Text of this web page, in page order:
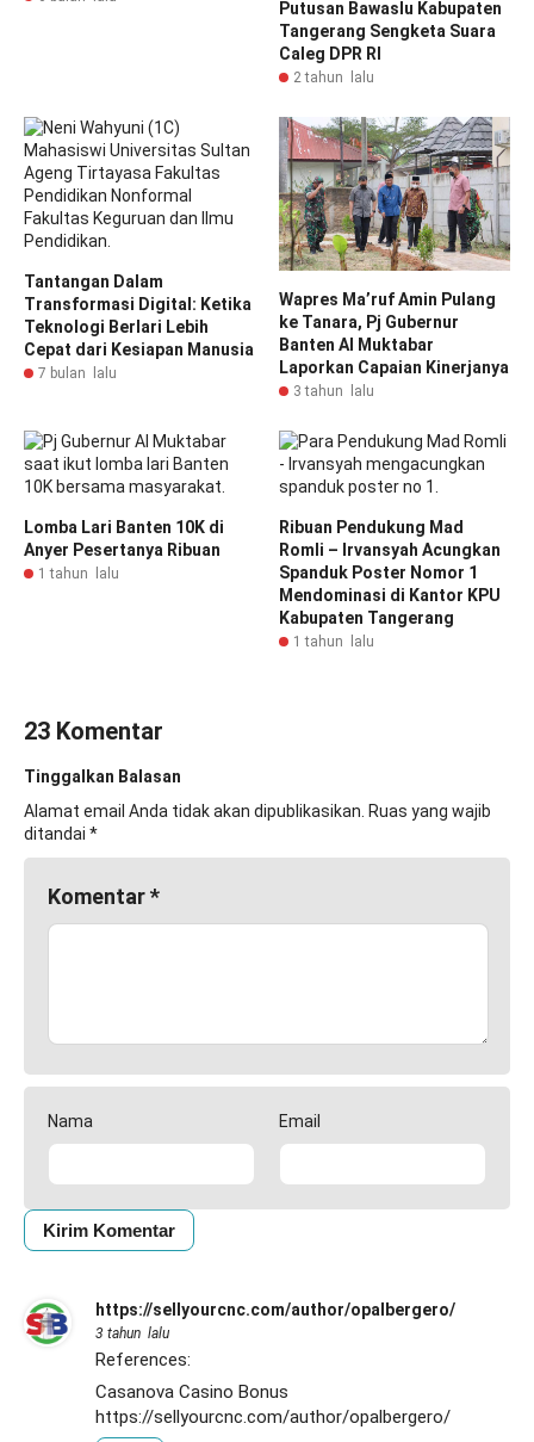
Putusan Bawaslu Kabupaten
Tangerang Sengketa Suara
Caleg DPR RI
2 tahun lalu
Tantangan Dalam
Transformasi Digital: Ketika
Teknologi Berlari Lebih
Cepat dari Kesiapan Manusia
7 bulan lalu
Wapres Ma’ruf Amin Pulang
ke Tanara, Pj Gubernur
Banten Al Muktabar
Laporkan Capaian Kinerjanya
3 tahun lalu
Lomba Lari Banten 10K di
Anyer Pesertanya Ribuan
1 tahun lalu
Ribuan Pendukung Mad
Romli – Irvansyah Acungkan
Spanduk Poster Nomor 1
Mendominasi di Kantor KPU
Kabupaten Tangerang
1 tahun lalu
23 Komentar
Tinggalkan Balasan
Alamat email Anda tidak akan dipublikasikan. Ruas yang wajib
ditandai *
Komentar*
Nama Email
https://sellyourcnc.com/author/opalbergero/
3 tahun lalu
References:
Casanova Casino Bonus
https://sellyourcnc.com/author/opalbergero/